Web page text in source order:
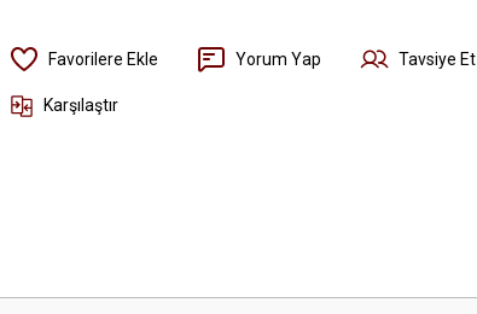
Yorum Yap Tavsiye Et
Karşılaştır